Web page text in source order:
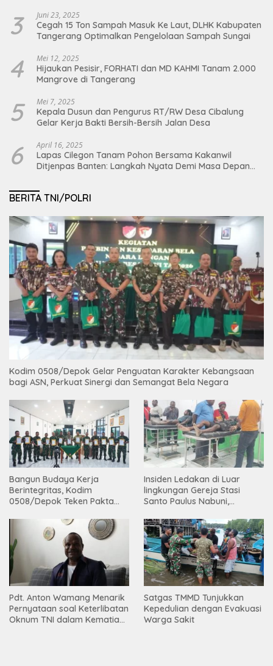
3 Juni 23, 2025
Cegah 15 Ton Sampah Masuk Ke Laut, DLHK Kabupaten
Tangerang Optimalkan Pengelolaan Sampah Sungai
4 Mei 12, 2025
Hijaukan Pesisir, FORHATI dan MD KAHMI Tanam 2.000
Mangrove di Tangerang
5 Mei 7, 2025
Kepala Dusun dan Pengurus RT/RW Desa Cibalung
Gelar Kerja Bakti Bersih-Bersih Jalan Desa
6 April 16, 2025
Lapas Cilegon Tanam Pohon Bersama Kakanwil
Ditjenpas Banten: Langkah Nyata Demi Masa Depan
BERITA TNI/POLRI
Kodim 0508/Depok Gelar Penguatan Karakter Kebangsaan
bagi ASN, Perkuat Sinergi dan Semangat Bela Negara
Bangun Budaya Kerja
Berintegritas, Kodim
0508/Depok Teken Pakta
Insiden Ledakan di Luar
lingkungan Gereja Stasi
Santo Paulus Nabuni,
Pdt. Anton Wamang Menarik
Pernyataan soal Keterlibatan
Oknum TNI dalam Kematian
Satgas TMMD Tunjukkan
Kepedulian dengan Evakuasi
Warga Sakit